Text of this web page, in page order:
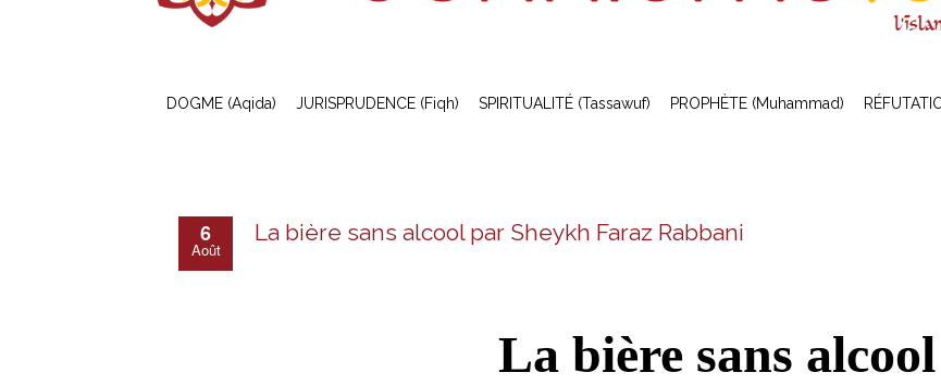
DOGME (Aqida) JURISPRUDENCE (Fiqh) SPIRITUALITÉ (Tassawuf) PROPHÈTE (Muhammad)
6
Août
La bière sans alcool par Sheykh Faraz Rabbani
La bière sans alcool